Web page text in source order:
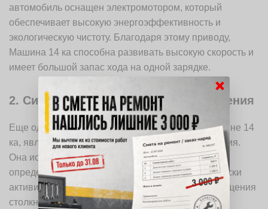
автомобиль оснащен электромотором, который
обеспечивает высокую энергоэффективность и
экологическую чистоту. Благодаря этому приводу,
Машина 14 ка способна развивать высокую скорость и
имеет большой запас хода на одной зарядке.
2. Система автоматического торможения
Еще одной инновацией, присутствующей в Машине 14
ка, является система автоматического торможения.
Она использует набор датчиков и камер, чтобы
определить препятствия на дороге и автоматически
активировать тормозную систему для предотвращения
столкновений. Это значительно повышает
×